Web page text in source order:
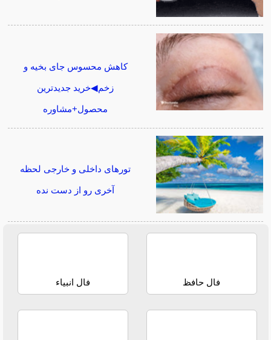
کاهش محسوس جای بخیه و
زخم◀خرید جدیدترین
محصول+مشاوره
تورهای داخلی و خارجی لحظه
آخری رو از دست نده
فال حافظ فال انبیاء